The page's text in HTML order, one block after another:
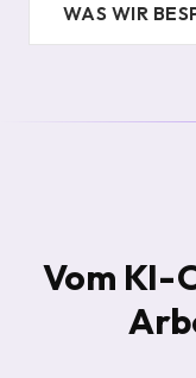
WAS WIR
Vom KI-